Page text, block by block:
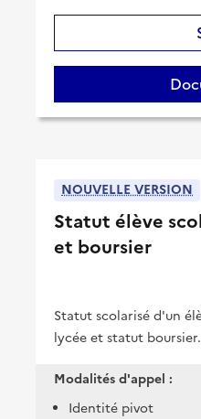
NOUVELLE VERSION
Statut élève
et boursier
Statut scolarisé d'un
lycée et statut boursier.
Modalités d'appel :
Identité pivot